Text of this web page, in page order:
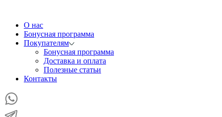
О нас
Бонусная программа
Покупателям
Бонусная программа
Доставка и оплата
Полезные статьи
Контакты